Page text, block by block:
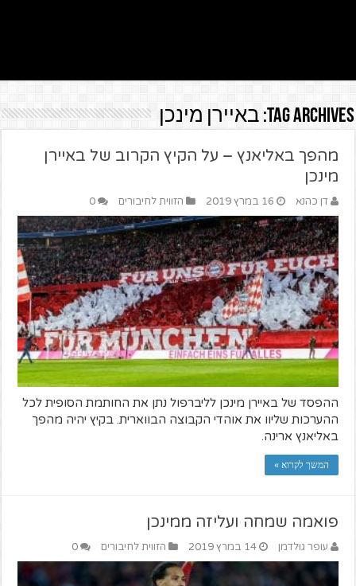
Tag Archives: באיירן מינכן
מהפך באליאנץ – על הקיץ הקרוב של באיירן
מינכן
דן כהנא 16 במרץ 2019 הזווית לחיבורים 0
ההפסד של באיירן מינכן לליברפול נתן את החותמת הסופית לכל
ההערכות שליוו את אוהדי הקבוצה הבווארית. בקיץ יהיה מהפך
באליאנץ ארינה.
המשך לקרוא »
פואמה שמחה ועליזה ממינכן
עופר גולדמן 14 במרץ 2019 הזווית לחיבורים 0